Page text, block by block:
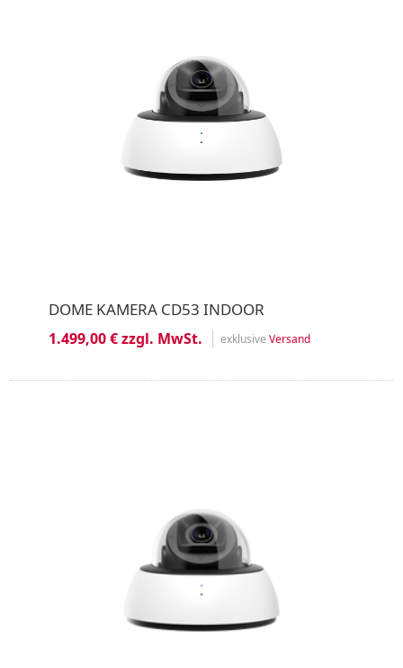
DOME KAMERA CD53 INDOOR
1.499,00 € zzgl. MwSt. exklusive Versand